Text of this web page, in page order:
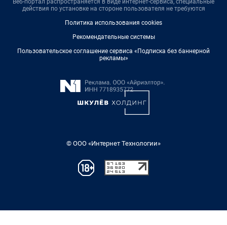
Веб-портал распространяется в виде интернет-сервиса, специальные
действия по установке на стороне пользователя не требуются
Политика использования cookies
Рекомендательные системы
Пользовательское соглашение сервиса «Подписка без баннерной
рекламы»
© ООО «Интернет Технологии»